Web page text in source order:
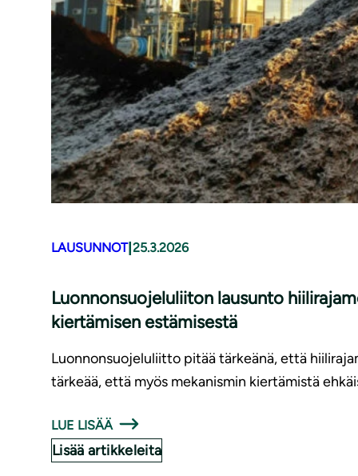
LAUSUNNOT| 25.3.2026
Luonnonsuojeluliiton lausunto
kiertämisen estämisestä
Luonnonsuojeluliitto pitää tärkeänä, että
tärkeää, että myös mekanismin kiertämistä
LUE LISÄÄ
Lisää artikkeleita